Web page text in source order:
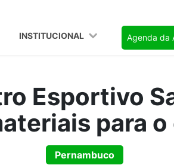
INSTITUCIONAL Agenda da
Esportivo
para
Pernambuco